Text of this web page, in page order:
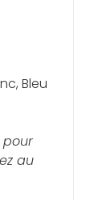
Bleu
au